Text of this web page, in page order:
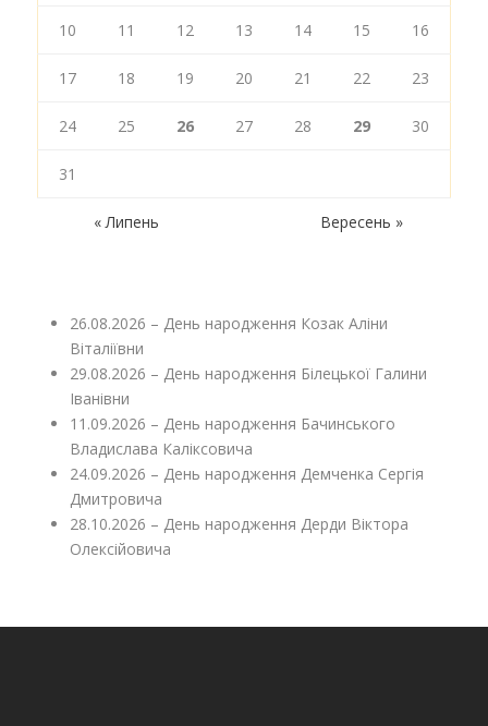
10 11 12 13 14 15 16
17 18 19 20 21 22 23
24 25 26 27 28 29 30
31
« Липень Вересень »
26.08.2026 – День народження Козак Аліни
Віталіївни
29.08.2026 – День народження Білецької Галини
Іванівни
11.09.2026 – День народження Бачинського
Владислава Каліксовича
24.09.2026 – День народження Демченка Сергія
Дмитровича
28.10.2026 – День народження Дерди Віктора
Олексійовича